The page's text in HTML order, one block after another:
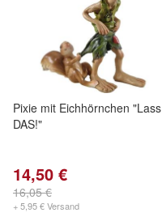
Pixie mit Eichhörnchen "Lass
DAS!"
14,50 €
16,05 €
+ 5,95 € Versand